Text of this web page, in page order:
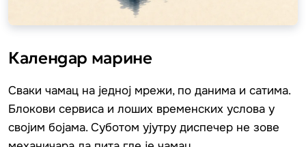
Календар марине
Сваки чамац на једној мрежи, по данима и сатима.
Блокови сервиса и лоших временских услова у
својим бојама. Суботом ујутру диспечер не зове